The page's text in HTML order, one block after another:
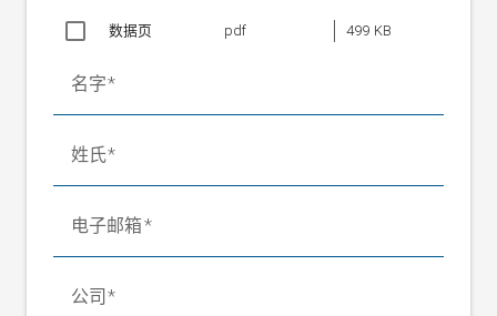
重量
信号输出端
电缆长度
4 m
数据页 pdf 499 KB
名字
姓氏
电子邮箱
公司